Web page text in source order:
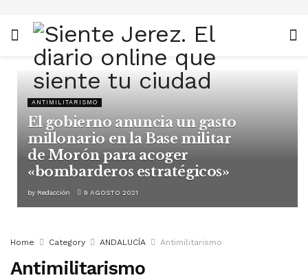
ANTIMILITARISMO
El gobierno anuncia un gasto
millonario en la Base militar
de Morón para acoger
«bombarderos estratégicos»
by Redacción 9 AGOSTO 2021
Home Category ANDALUCÍA Antimilitarismo
Antimilitarismo